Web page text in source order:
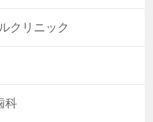
クリニック
科